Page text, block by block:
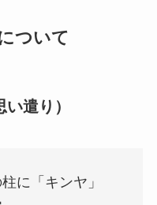
ついて
遣り）
に「キンヤ」